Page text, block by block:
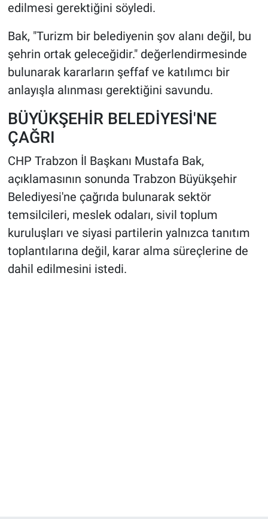
edilmesi gerektiğini söyledi.
Bak, "Turizm bir belediyenin şov alanı değil, bu
şehrin ortak geleceğidir." değerlendirmesinde
bulunarak kararların şeffaf ve katılımcı bir
anlayışla alınması gerektiğini savundu.
BÜYÜKŞEHİR BELEDİYESİ'NE
ÇAĞRI
CHP Trabzon İl Başkanı Mustafa Bak,
açıklamasının sonunda Trabzon Büyükşehir
Belediyesi'ne çağrıda bulunarak sektör
temsilcileri, meslek odaları, sivil toplum
kuruluşları ve siyasi partilerin yalnızca tanıtım
toplantılarına değil, karar alma süreçlerine de
dahil edilmesini istedi.